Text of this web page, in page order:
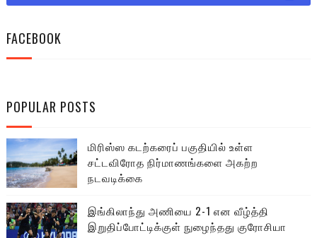
FACEBOOK
POPULAR POSTS
மிரிஸ்ஸ கடற்கரைப் பகுதியில் உள்ள
சட்டவிரோத நிர்மாணங்களை அகற்ற
நடவடிக்கை
இங்கிலாந்து அணியை 2-1 என வீழ்த்தி
இறுதிப்போட்டிக்குள் நுழைந்தது குரோசியா